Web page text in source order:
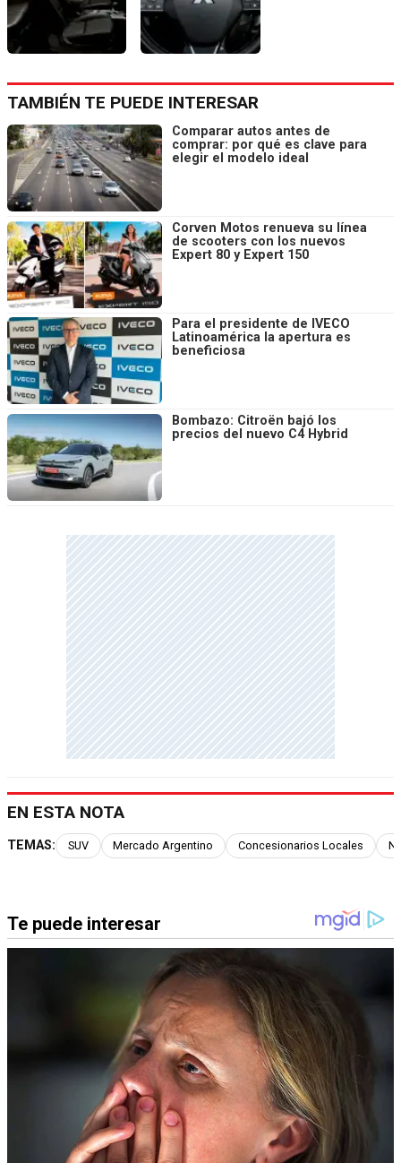
TAMBIÉN TE PUEDE INTERESAR
Comparar autos antes de
comprar: por qué es clave para
elegir el modelo ideal
Corven Motos renueva su línea
de scooters con los nuevos
Expert 80 y Expert 150
Para el presidente de IVECO
Latinoamérica la apertura es
beneficiosa
Bombazo: Citroën bajó los
precios del nuevo C4 Hybrid
EN ESTA NOTA
TEMAS: SUV Mercado Argentino Concesionarios Locales